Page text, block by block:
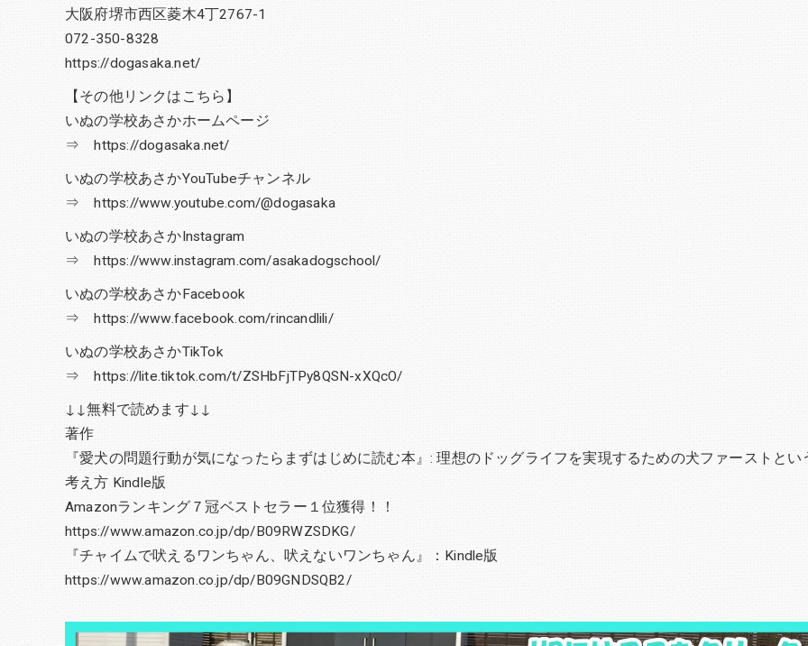
大阪府堺市西区菱木4丁2767-1
072-350-8328
https://dogasaka.net/
【その他リンクはこちら】
いぬの学校あさかホームページ
⇒ https://dogasaka.net/
いぬの学校あさかYouTubeチャンネル
⇒ https://www.youtube.com/@dogasaka
いぬの学校あさかInstagram
⇒ https://www.instagram.com/asakadogschool/
いぬの学校あさかFacebook
⇒ https://www.facebook.com/rincandlili/
いぬの学校あさかTikTok
⇒ https://lite.tiktok.com/t/ZSHbFjTPy8QSN-xXQcO/
↓↓無料で読めます↓↓
著作
『愛犬の問題行動が気になったらまずはじめに読む本』: 理想のドッグライフを実現するための犬ファーストとい
考え方 Kindle版
Amazonランキング７冠ベストセラー１位獲得！！
https://www.amazon.co.jp/dp/B09RWZSDKG/
『チャイムで吠えるワンちゃん、吠えないワンちゃん』：Kindle版
https://www.amazon.co.jp/dp/B09GNDSQB2/